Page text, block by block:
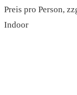
Preis pro Person,
Indoor